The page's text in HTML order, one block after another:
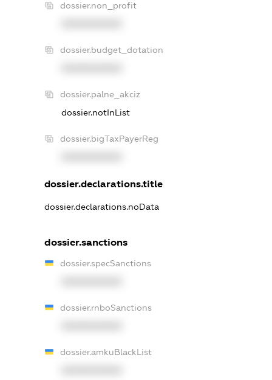
dossier.non_profit
dossier.budget_dotation
dossier.palne_akciz
dossier.notInList
dossier.bigTaxPayerReg
dossier.declarations.title
dossier.declarations.noData
dossier.sanctions
dossier.specSanctions
dossier.rnboSanctions
dossier.amkuBlackList